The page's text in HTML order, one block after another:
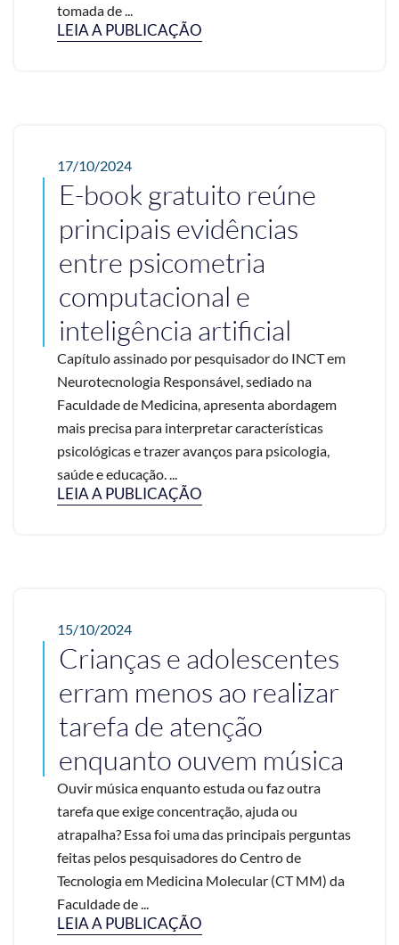
tomada de ...
LEIA A PUBLICAÇÃO
17/10/2024
E-book gratuito reúne
principais evidências
entre psicometria
computacional e
inteligência artificial
Capítulo assinado por pesquisador do INCT em
Neurotecnologia Responsável, sediado na
Faculdade de Medicina, apresenta abordagem
mais precisa para interpretar características
psicológicas e trazer avanços para psicologia,
saúde e educação. ...
LEIA A PUBLICAÇÃO
15/10/2024
Crianças e adolescentes
erram menos ao realizar
tarefa de atenção
enquanto ouvem música
Ouvir música enquanto estuda ou faz outra
tarefa que exige concentração, ajuda ou
atrapalha? Essa foi uma das principais perguntas
feitas pelos pesquisadores do Centro de
Tecnologia em Medicina Molecular (CT MM) da
Faculdade de ...
LEIA A PUBLICAÇÃO